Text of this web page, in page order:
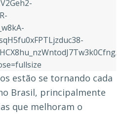
estão se tornando cada
Brasil, principalmente
que melhoram o